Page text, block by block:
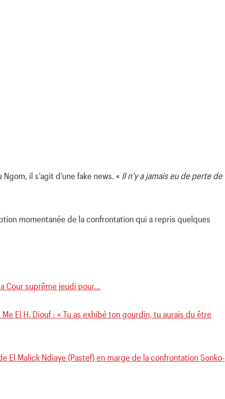
il s’agit d’une fake news. « Il n’y a jamais eu de perte de
momentanée de la confrontation qui a repris quelques
Cour suprême jeudi pour…
El H. Diouf : « Tu as exhibé ton gourdin, tu aurais du être
El Malick Ndiaye (Pastef) en marge de la confrontation Sonko-